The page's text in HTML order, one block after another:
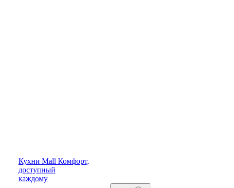
Кухни Mall Комфорт,
доступный
каждому